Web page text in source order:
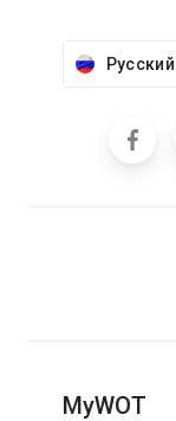
Русский
MyWOT